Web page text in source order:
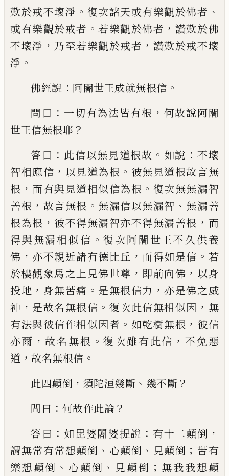
歎於戒不壞淨 。 復次諸天或有樂觀於佛者 、
或有樂觀於戒者 。若樂觀於佛者 ， 讚歎於佛
不壞淨 ， 乃至若樂觀於戒者 ， 讚歎於戒不壞
淨 。
佛經說 ： 阿闍世王成就無根信 。
問曰 ： 一切有為法皆有根 ， 何故說阿闍
世王信無根耶 ？
答 曰 ： 此信以無見道根故 。 如說 ： 不壞
智相應信 ， 以見道為根 。 彼無見道根故言無
根 ， 而有與 見道相似信為根 。 復次無無漏智
善根 ， 故言無根 。 無漏信以無漏智 、 無漏善
根為根 ， 彼不得無漏智亦不得無漏善根 ， 而
得與無漏相似信 。復次阿闍世王不久供養
佛 ，亦不親近諸有德比丘 ， 而得如是信 。 若
於樓觀象馬之上見佛世尊 ， 即前向佛 ， 以身
投地 ， 身無苦痛 。 是無根信力 ，亦是佛之威
神 ， 是故名無根信 。 復次此信無相似因 ， 無
有法與彼信作相似因者 。 如乾樹無根 ， 彼信
亦爾 ，故名無根 。復次雖有此信 ， 不免惡
道 ， 故名無根信 。
此四顛倒 ， 須陀洹幾斷 、 幾不斷？
問曰 ： 何故作此論？
答曰 ： 如毘婆闍婆提說 ： 有十二顛倒 ，
謂無常有常想顛倒 、 心顛倒 、 見顛倒 ； 苦有
樂想顛倒 、 心顛倒 、 見顛倒 ； 無我我想顛